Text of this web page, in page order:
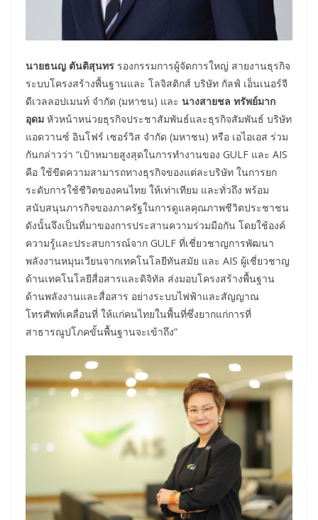
นายธนญ ตันติสุนทร รองกรรมการผู้จัดการใหญ่ สายงานธุรกิจ
ระบบโครงสร้างพื้นฐานและ โลจิสติกส์ บริษัท กัลฟ์ เอ็นเนอร์จี
ดีเวลลอปเมนท์ จำกัด (มหาชน) และ นางสายชล ทรัพย์มาก
อุดม หัวหน้าหน่วยธุรกิจประชาสัมพันธ์และธุรกิจสัมพันธ์ บริษัท
แอดวานซ์ อินโฟร์ เซอร์วิส จำกัด (มหาชน) หรือ เอไอเอส ร่วม
กันกล่าวว่า “เป้าหมายสูงสุดในการทำงานของ GULF และ AIS
คือ ใช้ขีดความสามารถทางธุรกิจของแต่ละบริษัท ในการยก
ระดับการใช้ชีวิตของคนไทย ให้เท่าเทียม และทั่วถึง พร้อม
สนับสนุนภารกิจของภาครัฐในการดูแลคุณภาพชีวิตประชาชน
ดังนั้นจึงเป็นที่มาของการประสานความร่วมมือกัน โดยใช้องค์
ความรู้และประสบการณ์จาก GULF ที่เชี่ยวชาญการพัฒนา
พลังงานหมุนเวียนจากเทคโนโลยีทันสมัย และ AIS ผู้เชี่ยวชาญ
ด้านเทคโนโลยีสื่อสารและดิจิทัล ส่งมอบโครงสร้างพื้นฐาน
ด้านพลังงานและสื่อสาร อย่างระบบไฟฟ้าและสัญญาณ
โทรศัพท์เคลื่อนที่ ให้แก่คนไทยในพื้นที่ซึ่งยากแก่การที่
สาธารณูปโภคขั้นพื้นฐานจะเข้าถึง”